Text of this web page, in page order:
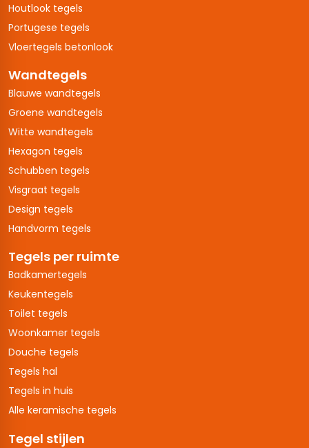
Houtlook tegels
Portugese tegels
Vloertegels betonlook
Wandtegels
Blauwe wandtegels
Groene wandtegels
Witte wandtegels
Hexagon tegels
Schubben tegels
Visgraat tegels
Design tegels
Handvorm tegels
Tegels per ruimte
Badkamertegels
Keukentegels
Toilet tegels
Woonkamer tegels
Douche tegels
Tegels hal
Tegels in huis
Alle keramische tegels
Tegel stijlen